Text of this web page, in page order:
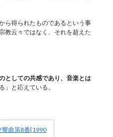
ら得られたものであるという事
教云々ではなく、それを超えた
としての共感であり、音楽とは
」と応えている。
響曲第8番[1990